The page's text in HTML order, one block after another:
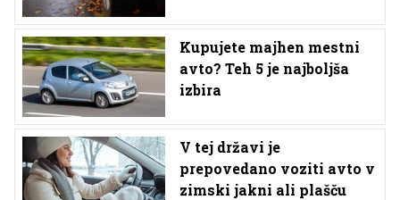
Kupujete majhen mestni
avto? Teh 5 je najboljša
izbira
V tej državi je
prepovedano voziti avto v
zimski jakni ali plašču